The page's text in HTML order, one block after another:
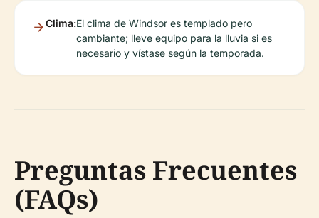
Clima:El clima de Windsor es templado pero
cambiante; lleve equipo para la lluvia si es
necesario y vístase según la temporada.
Preguntas Frecuentes
(FAQs)